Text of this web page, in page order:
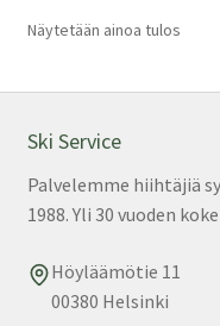
Näytetään ainoa tulos
Ski Service
Palvelemme hiihtäjiä
1988. Yli 30 vuoden
Höyläämötie 11
00380 Helsinki